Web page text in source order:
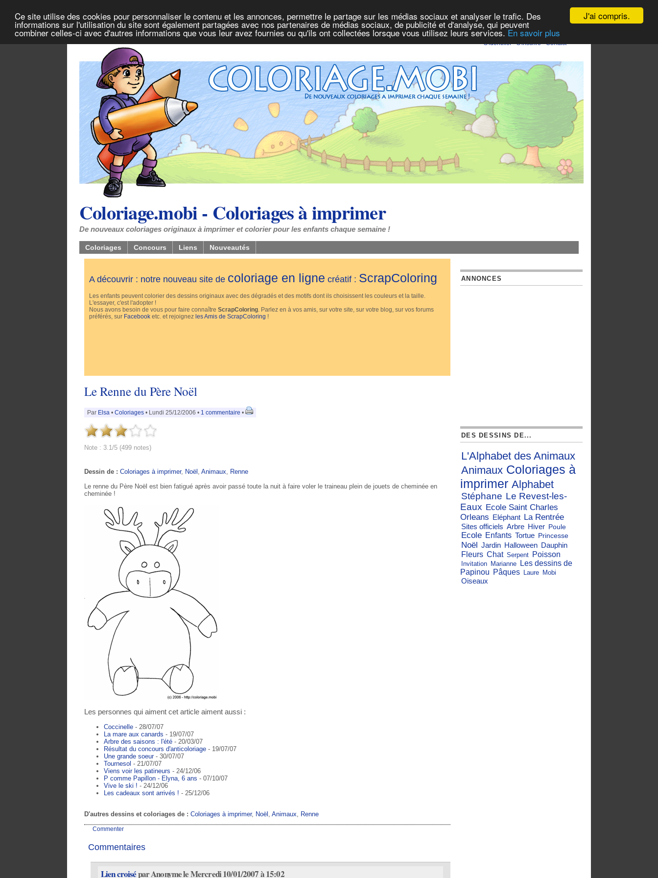
J'ai compris.
Ce site utilise des cookies pour personnaliser le contenu et les annonces, permettre le partage sur les médias sociaux et analyser le trafic. Des
informations sur l'utilisation du site sont également partagées avec nos partenaires de médias sociaux, de publicité et d'analyse, qui peuvent
combiner celles-ci avec d'autres informations que vous leur avez fournies ou qu'ils ont collectées lorsque vous utilisez leurs services. En savoir plus
S'identifier -S'inscrire -Contact
Coloriage.mobi - Coloriages à imprimer
De nouveaux coloriages originaux à imprimer et colorier pour les enfants chaque semaine !
Coloriages Concours Liens Nouveautés
A découvrir : notre nouveau site de coloriage en ligne créatif : ScrapColoring
Les enfants peuvent colorier des dessins originaux avec des dégradés et des motifs dont ils choisissent les couleurs et la taille.
L'essayer, c'est l'adopter !
Nous avons besoin de vous pour faire connaître ScrapColoring . Parlez en à vos amis, sur votre site, sur votre blog, sur vos forums
préférés, sur Facebook etc. et rejoignez les Amis de ScrapColoring !
Le Renne du Père Noël
Par Elsa • Coloriages • Lundi 25/12/2006 • 1 commentaire •
Note : 3.1/5 (499 notes)
Dessin de : Coloriages à imprimer, Noël Animaux
Renne
Le renne du Père Noël est bien fatigué après avoir passé toute la nuit à faire voler le traineau plein de jouets de cheminée en
cheminée !
Les personnes qui aiment cet article aiment aussi :
Coccinelle - 28/07/07
La mare aux canards - 19/07/07
Arbre des saisons : l'été - 20/03/07
Résultat du concours d'anticoloriage - 19/07/07
Une grande soeur- 30/07/07
Tournesol - 21/07/07
Viens voir les patineurs - 24/12/06
P comme Papillon - Elyna, 6 ans - 07/10/07
Vive le ski ! - 24/12/06
Les cadeaux sont arrivés ! - 25/12/06
D'autres dessins et coloriages de : Coloriages à imprimer, Noël Animaux Renne
Commenter
Commentaires
Lien croisépar Anonyme le Mercredi 10/01/2007 à 15:02
ANNONCES
DES DESSINS DE...
L'Alphabet des Animaux
Animaux Coloriages à
imprimer Alphabet
Stéphane Le Revest-les-
Eaux Ecole Saint Charles
Orleans Eléphant La Rentrée
Sites officiels Arbre Hiver Poule
Ecole Enfants Tortue Princesse
Noël Jardin Halloween Dauphin
Fleurs Chat Serpent Poisson
Invitation Marianne
Les dessins de
Papinou Pâques Laure Mobi
Oiseaux